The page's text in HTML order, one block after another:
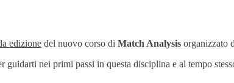
edizione del nuovo corso di Match Analysis organizzato
guidarti nei primi passi in questa disciplina e al tempo